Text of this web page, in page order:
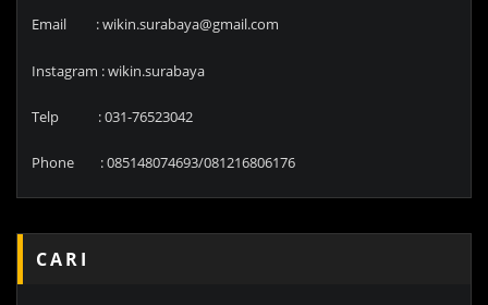
Email : wikin.surabaya@gmail.com
Instagram : wikin.surabaya
Telp : 031-76523042
Phone : 085148074693/081216806176
CARI